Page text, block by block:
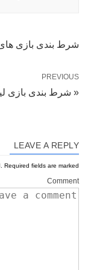
شرط بندی بازی های
PREVIOUS
« شرط بندی بازی
LEAVE A REPLY
Required fields are marked
Comment